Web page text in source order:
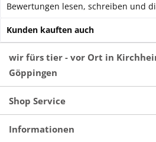
Bewertungen lesen, schreiben und
Kunden kauften auch
wir fürs tier - vor Ort in
Göppingen
Shop Service
Informationen